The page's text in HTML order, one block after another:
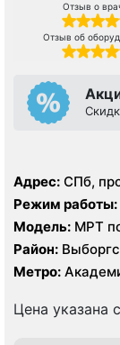
Отзыв о
Отзыв об
Адрес: СПб,
Режим работы:
Модель: МРТ
Тесла, МРТ GE
Somatom
Район:
Курортный,
Метро:
Цена указана